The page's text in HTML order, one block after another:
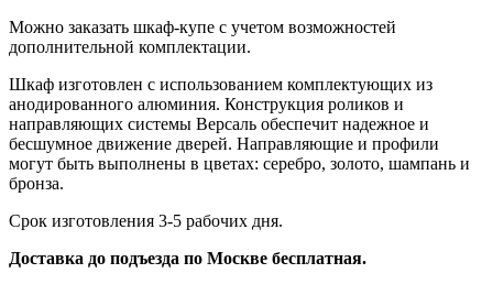
Можно заказать шкаф-купе с учетом возможностей
дополнительной комплектации.
Шкаф изготовлен с использованием комплектующих из
анодированного алюминия. Конструкция роликов и
направляющих системы Версаль обеспечит надежное и
бесшумное движение дверей. Направляющие и профили
могут быть выполнены в цветах: серебро, золото, шампань и
бронза.
Срок изготовления 3-5 рабочих дня.
Доставка до подъезда по Москве бесплатная.